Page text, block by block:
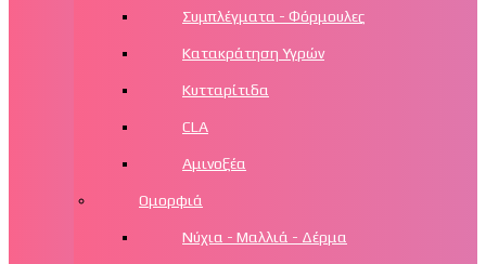
Συμπλέγματα - Φόρμουλες
Κατακράτηση Υγρών
Κυτταρίτιδα
CLA
Αμινοξέα
Ομορφιά
Νύχια - Μαλλιά - Δέρμα